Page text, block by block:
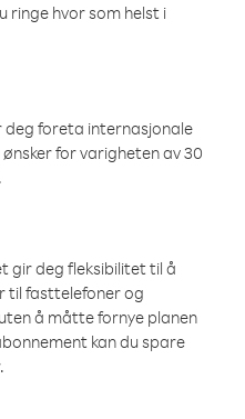
ringe hvor som helst i
foreta internasjonale
for varigheten av 30
gir deg fleksibilitet til å
til fasttelefoner og
å måtte fornye planen
kan du spare